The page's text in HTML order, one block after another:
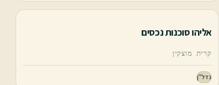
אליהו סוכנות נכסים
קרית מוצקין
נדל"ן